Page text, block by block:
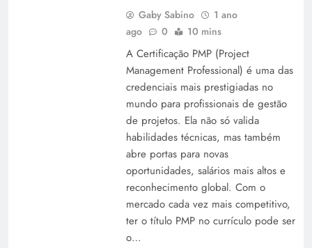
Gaby Sabino
1 ano
ago
0 10 mins
A Certificação PMP (Project
Management Professional) é uma das
credenciais mais prestigiadas no
mundo para profissionais de gestão
de projetos. Ela não só valida
habilidades técnicas, mas também
abre portas para novas
oportunidades, salários mais altos e
reconhecimento global. Com o
mercado cada vez mais competitivo,
ter o título PMP no currículo pode ser
o…